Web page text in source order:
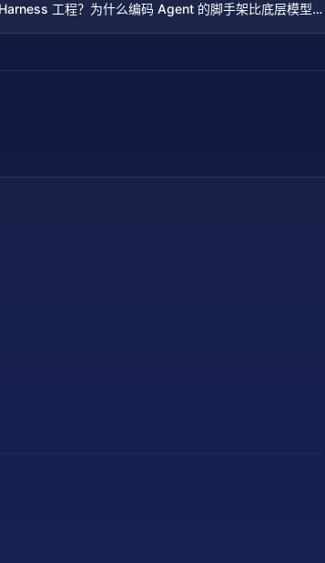
工程？为什么编码 Agent 的脚手架比底层模型更